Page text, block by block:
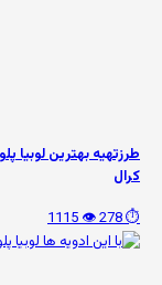
طرزتهیه بهترین لوبیا
کرال
⏱️ 278
👁️ 1115